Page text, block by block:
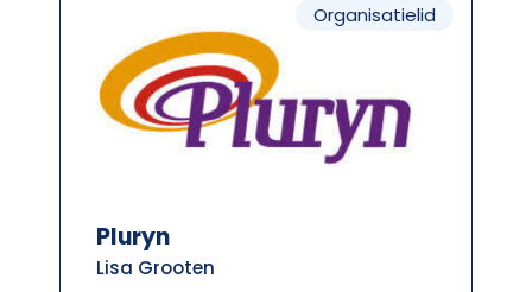
Organisatielid
Pluryn
Lisa Grooten